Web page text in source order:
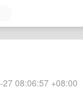
08:06:57 +08:00